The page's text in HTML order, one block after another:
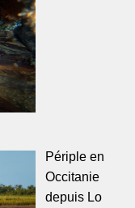
Périple en
Occitanie
depuis Lo